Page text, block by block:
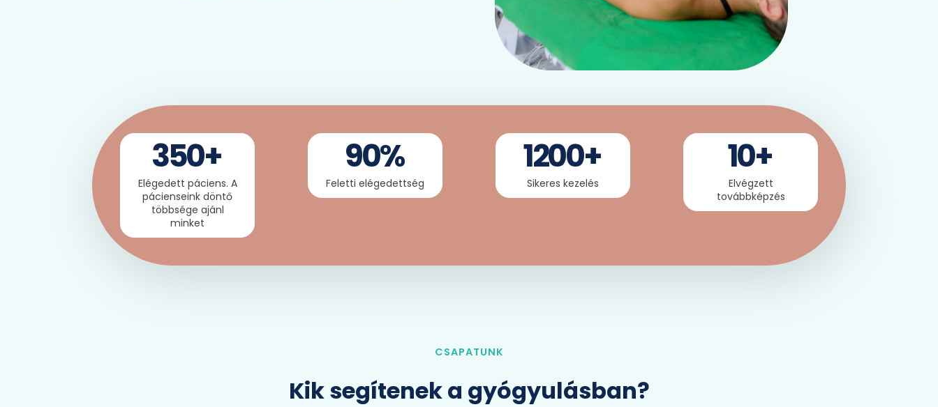
350+
Elégedett páciens. A
pácienseink döntő
többsége ajánl
minket
90%
Feletti elégedettség
1200+
Sikeres kezelés
10+
Elvégzett
továbbképzés
CSAPATUNK
Kik segítenek a gyógyulásban?